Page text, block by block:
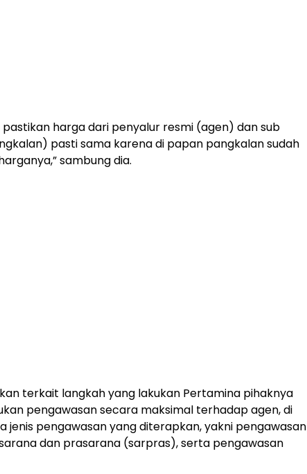
pastikan harga dari penyalur resmi (agen) dan sub
pasti sama karena di papan pangkalan sudah
sambung dia.
terkait langkah yang lakukan Pertamina pihaknya
pengawasan secara maksimal terhadap agen, di
jenis pengawasan yang diterapkan, yakni pengawasan
dan prasarana (sarpras), serta pengawasan